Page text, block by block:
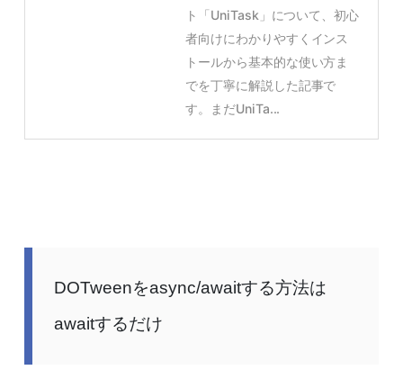
ト「UniTask」について、初心
者向けにわかりやすくインス
トールから基本的な使い方ま
でを丁寧に解説した記事で
す。まだUniTa...
DOTweenをasync/awaitする方法は
awaitするだけ